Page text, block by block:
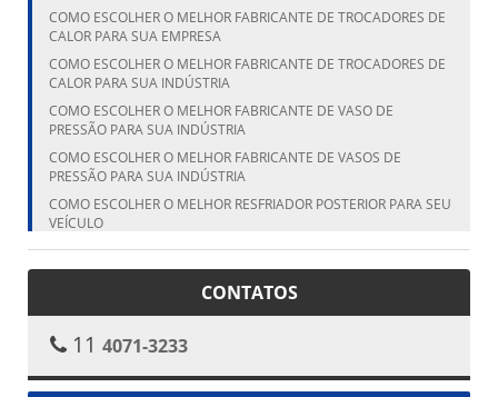
COMO ESCOLHER O MELHOR FABRICANTE DE TROCADORES DE
CALOR PARA SUA EMPRESA
COMO ESCOLHER O MELHOR FABRICANTE DE TROCADORES DE
CALOR PARA SUA INDÚSTRIA
COMO ESCOLHER O MELHOR FABRICANTE DE VASO DE
PRESSÃO PARA SUA INDÚSTRIA
COMO ESCOLHER O MELHOR FABRICANTE DE VASOS DE
PRESSÃO PARA SUA INDÚSTRIA
COMO ESCOLHER O MELHOR RESFRIADOR POSTERIOR PARA SEU
VEÍCULO
COMO ESCOLHER O MELHOR RESFRIADOR POSTERIOR PARA SEU
VEÍCULO
COMO ESCOLHER O MELHOR VASO DE PRESSÃO FABRICANTE
PARA SUA NECESSIDADE
COMO ESCOLHER O TANQUE CILÍNDRICO VERTICAL IDEAL PARA
COMO ESCOLHER O TANQUE VERTICAL IDEAL PARA SUA
CONTATOS
11 4071-3233